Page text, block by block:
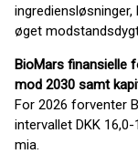
øget
BioMars finansielle
mod 2030 samt
For 2026 forventer
intervallet DKK
mia.